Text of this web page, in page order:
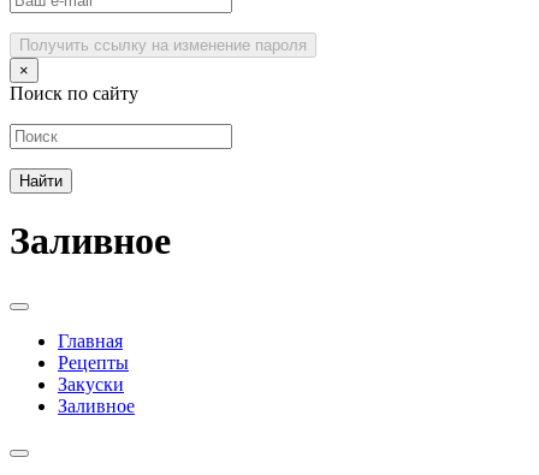
Получить ссылку на изменение пароля
×
Поиск по сайту
Заливное
Главная
Рецепты
Закуски
Заливное